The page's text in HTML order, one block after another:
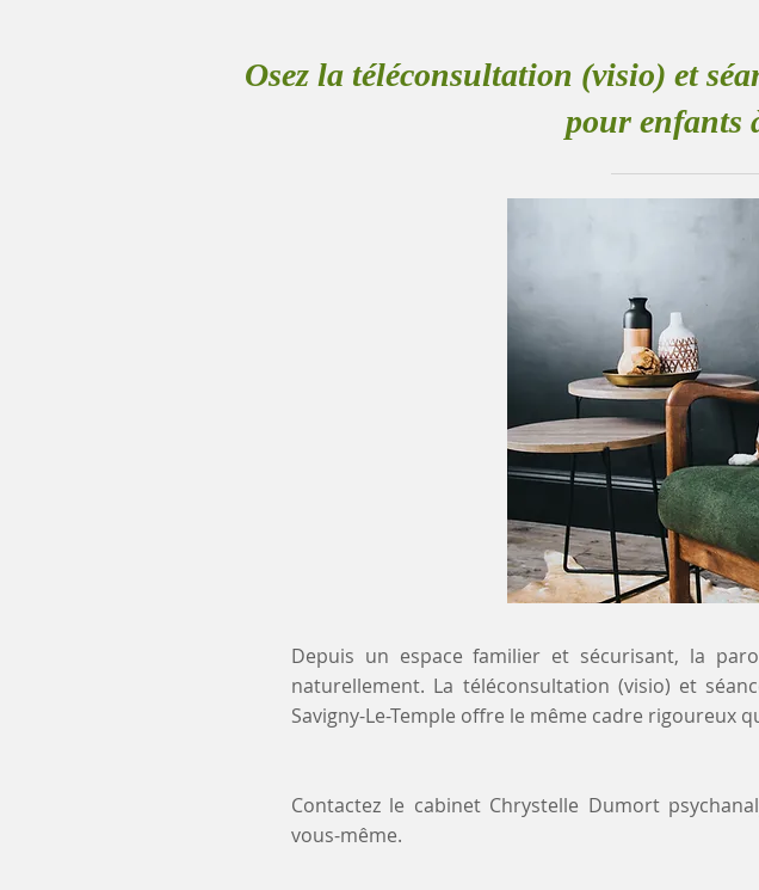
Osez la téléconsultation (visio) et
pour enfants
Depuis un espace familier et sécurisant, la
naturellement. La téléconsultation (visio) et
Savigny-Le-Temple offre le même cadre rigoureux
Contactez le cabinet Chrystelle Dumort
vous-même.